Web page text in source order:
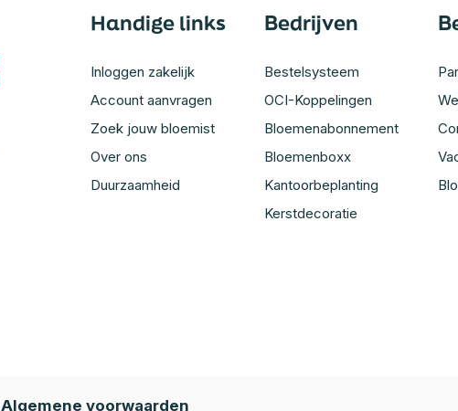
Handige links
Inloggen zakelijk
Account aanvragen
Zoek jouw bloemist
Over ons
Duurzaamheid
Bedrijven
Bestelsysteem
OCI-Koppelingen
Bloemenabonnement
Bloemenboxx
Kantoorbeplanting
Kerstdecoratie
Algemene voorwaarden